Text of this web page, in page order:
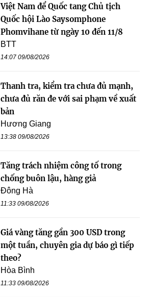
Việt Nam để Quốc tang Chủ tịch
Quốc hội Lào Saysomphone
Phomvihane từ ngày 10 đến 11/8
BTT
14:07 09/08/2026
Thanh tra, kiểm tra chưa đủ mạnh,
chưa đủ răn đe với sai phạm về xuất
bản
Hương Giang
13:38 09/08/2026
Tăng trách nhiệm công tố trong
chống buôn lậu, hàng giả
Đông Hà
11:33 09/08/2026
Giá vàng tăng gần 300 USD trong
một tuần, chuyên gia dự báo gì tiếp
theo?
Hòa Bình
11:33 09/08/2026